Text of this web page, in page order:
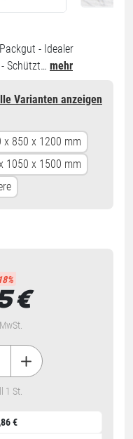
- Idealer
Schützt… mehr
Varianten anzeigen
x 850 x 1200 mm
1050 x 1500 mm
€
€
1 St.